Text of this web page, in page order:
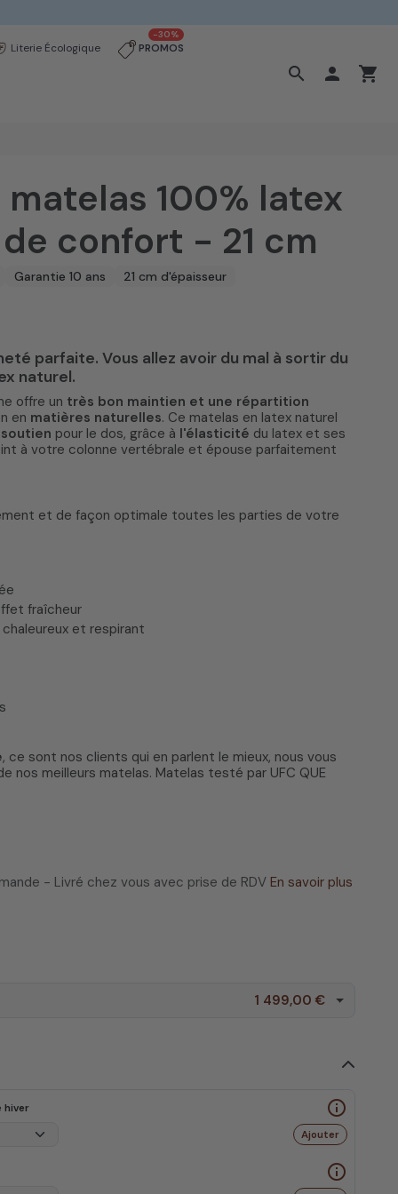
Literie Écologique PROMOS
-30%
search  shopping_cart
100% latex
confort - 21 cm
Garantie 10 ans 21 cm d'épaisseur
parfaite. Vous allez avoir du mal à sortir du
naturel.
offre un très bon maintien et une répartition
en matières naturelles. Ce matelas en latex naturel
pour le dos, grâce à l'élasticité du latex et ses
à votre colonne vertébrale et épouse parfaitement
et de façon optimale toutes les parties de votre
fraîcheur
et respirant
, ce sont nos clients qui en parlent le mieux, nous vous
nos meilleurs matelas. Matelas testé par UFC QUE
- Livré chez vous avec prise de RDV En savoir plus
1 499,00 €
hiver info_outline
Ajouter
info_outline